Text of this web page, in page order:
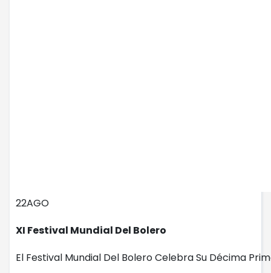
22AGO
XI Festival Mundial Del Bolero
El Festival Mundial Del Bolero Celebra Su Décima